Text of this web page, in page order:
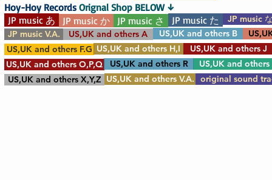
JP music あ JP music か JP music さ JP music た
JP music
JP music V.A.
US,UK and others A US,UK and others B
US,UK and others F.G US,UK and others H,I
US,UK and others J
US,UK and others O,P,Q
US,UK and others
US,UK and others R
US,UK and others X,Y,Z US,UK and others V.A. original sound
Hoy-Hoy Records Orignal Shop BELOW ↓